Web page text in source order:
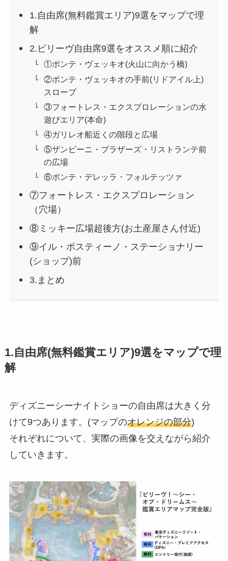
1.自由席(無料鑑賞エリア)9選をマップで理
解
2.ビリーヴ自由席9選をオススメ順に紹介
①ポンテ・ヴェッキオ(火山に向かう橋)
②ポンテ・ヴェッキオの手前(リドアイル上)
スロープ
③フォートレス・エクスプロレーションの水
遊びエリア(本命)
④ガリレオ船近くの階段と広場
⑤ザンビーニ・ブラザーズ・リストランテ前
の広場
⑥ポンテ・デレッラ・フォルテッツァ
⑦フォートレス・エクスプロレーション
（穴場）
⑧ミッキー広場超後方(お土産屋さん付近)
⑨イル・ポスティーノ・ステーショナリー
(ショップ)前
3.まとめ
1.自由席(無料鑑賞エリア)9選をマップで理
解
ディズニーシーナイトショーの自由席は大きく分
けて9つあります。(マップのオレンジの部分)
それぞれについて、実際の画像を交えながら紹介
していきます。